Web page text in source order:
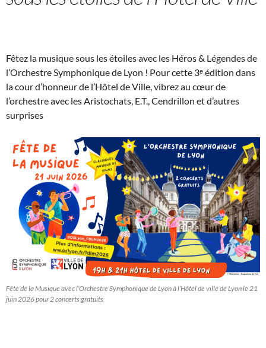
Fêtez la musique sous les étoiles avec les Héros & Légendes de
l’Orchestre Symphonique de Lyon ! Pour cette 3ᵉ édition dans
la cour d’honneur de l’Hôtel de Ville, vibrez au cœur de
l’orchestre avec les Aristochats, E.T., Cendrillon et d’autres
surprises
Fête de la Musique avec l’Orchestre Symphonique de Lyon à l’Hôtel de ville de Lyon le 21
juin 2026 pour 2 concerts gratuits